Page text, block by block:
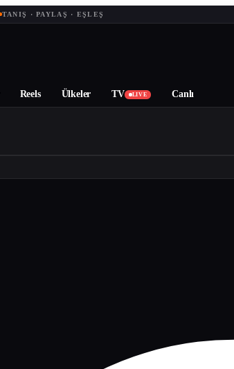
TANIŞ · PAYLAŞ · EŞLEŞ
Reels Ülkeler TV LIVE Canlı